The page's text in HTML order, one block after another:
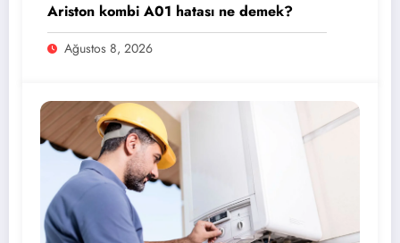
Ariston kombi A01 hatası ne demek?
Ağustos 8, 2026